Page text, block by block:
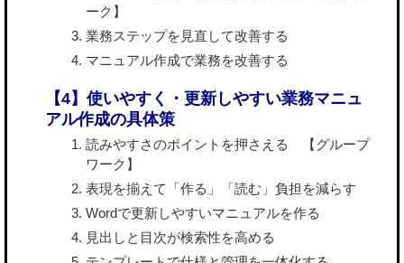
ーク】
業務ステップを見直して改善する
マニュアル作成で業務を改善する
【4】使いやすく・更新しやすい業務マニュ
アル作成の具体策
読みやすさのポイントを押さえる 【グループ
ワーク】
表現を揃えて「作る」「読む」負担を減らす
Wordで更新しやすいマニュアルを作る
見出しと目次が検索性を高める